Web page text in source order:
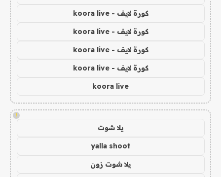
كورة لايف - koora live
كورة لايف - koora live
كورة لايف - koora live
كورة لايف - koora live
koora live
!
يلا شوت
yalla shoot
يلا شوت زون